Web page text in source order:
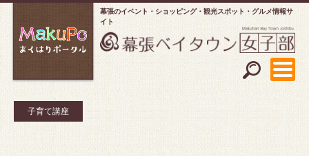
幕張のイベント・ショッピング
観光スポット・グルメ情報サ
イト
子育て講座